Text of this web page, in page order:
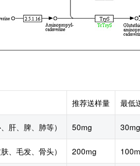
推荐送样量 最低
肝、脾、肺等） 50mg 30mg
、毛发、骨头） 200mg